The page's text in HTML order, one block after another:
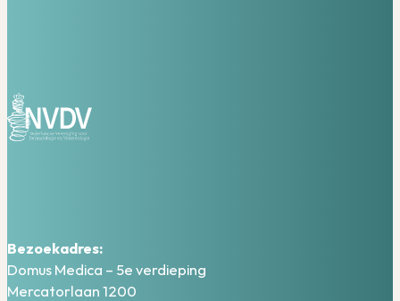
Bezoekadres:
Domus Medica – 5e verdieping
Mercatorlaan 1200